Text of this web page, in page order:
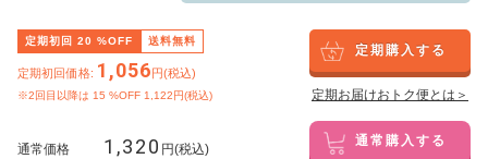
定期初回 20 %OFF 送料無料
定期初回価格: 1,056円(税込)
※2回目以降は 15 %OFF 1,122円(税込)
定期購入する
定期お届けおトク便とは＞
通常価格 1,320 円(税込) 通常購入する